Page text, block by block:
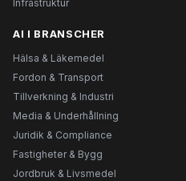
Infrastruktur
AI I BRANSCHER
Hälsa & Läkemedel
Fordon & Transport
Tillverkning & Industri
Media & Underhållning
Juridik & Compliance
Fastigheter & Bygg
Jordbruk & Livsmedel